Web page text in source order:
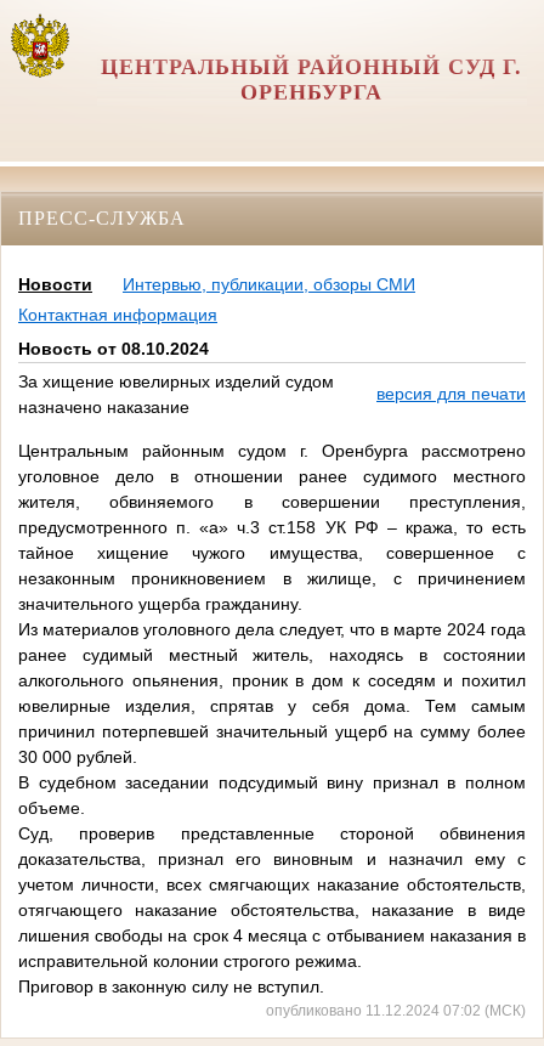
ЦЕНТРАЛЬНЫЙ РАЙОННЫЙ СУД Г.
ОРЕНБУРГА
ПРЕСС-СЛУЖБА
Новости
Интервью, публикации, обзоры СМИ
Контактная информация
Новость от 08.10.2024
За хищение ювелирных изделий судом
назначено наказание
версия для печати
Центральным районным судом г. Оренбурга рассмотрено
уголовное дело в отношении ранее судимого местного
жителя, обвиняемого в совершении преступления,
предусмотренного п. «а» ч.3 ст.158 УК РФ – кража, то есть
тайное хищение чужого имущества, совершенное с
незаконным проникновением в жилище, с причинением
значительного ущерба гражданину.
Из материалов уголовного дела следует, что в марте 2024 года
ранее судимый местный житель, находясь в состоянии
алкогольного опьянения, проник в дом к соседям и похитил
ювелирные изделия, спрятав у себя дома. Тем самым
причинил потерпевшей значительный ущерб на сумму более
30 000 рублей.
В судебном заседании подсудимый вину признал в полном
объеме.
Суд, проверив представленные стороной обвинения
доказательства, признал его виновным и назначил ему с
учетом личности, всех смягчающих наказание обстоятельств,
отягчающего наказание обстоятельства, наказание в виде
лишения свободы на срок 4 месяца с отбыванием наказания в
исправительной колонии строгого режима.
Приговор в законную силу не вступил.
опубликовано 11.12.2024 07:02 (МСК)